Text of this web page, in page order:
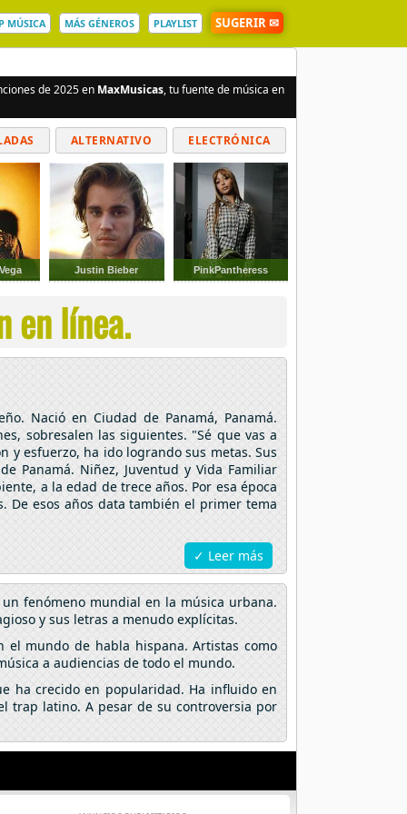
MÚSICA MÁS GÉNEROS PLAYLIST SUGERIR ✉
de 2025 en MaxMusicas, tu fuente de música en
ALTERNATIVO ELECTRÓNICA
Justin Bieber PinkPantheress
en línea.
Nació en Ciudad de Panamá, Panamá.
sobresalen las siguientes. "Sé que vas a
y esfuerzo, ha ido logrando sus metas. Sus
Panamá. Niñez, Juventud y Vida Familiar
a la edad de trece años. Por esa época
De esos años data también el primer tema
✓ Leer más
fenómeno mundial en la música urbana.
y sus letras a menudo explícitas.
el mundo de habla hispana. Artistas como
a audiencias de todo el mundo.
ha crecido en popularidad. Ha influido en
trap latino. A pesar de su controversia por